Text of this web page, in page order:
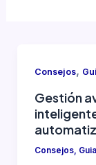
Consejos,
Gestión
Consejos,